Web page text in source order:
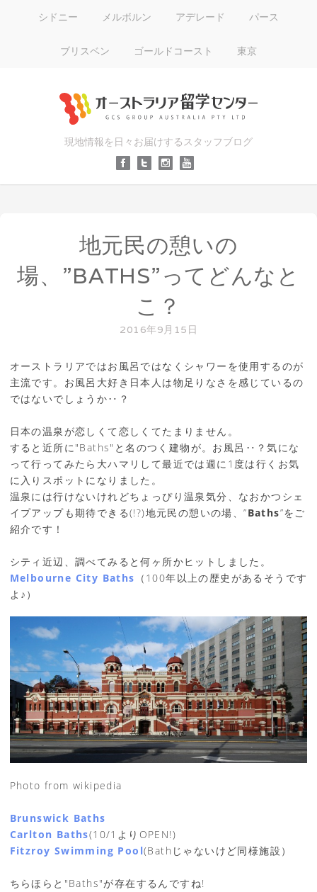
シドニー メルボルン アデレード パース
ブリスベン ゴールドコースト 東京
現地情報を日々お届けするスタッフブログ
地元民の憩いの
場、”BATHS”ってどんなと
こ？
2016年9月15日
オーストラリアではお風呂ではなくシャワーを使用するのが
主流です。お風呂大好き日本人は物足りなさを感じているの
ではないでしょうか‥？
日本の温泉が恋しくて恋しくてたまりません。
すると近所に"Baths"と名のつく建物が。お風呂‥？気にな
って行ってみたら大ハマリして最近では週に1度は行くお気
に入りスポットになりました。
温泉には行けないけれどちょっぴり温泉気分、なおかつシェ
イプアップも期待できる(!?)地元民の憩いの場、”Baths”をご
紹介です！
シティ近辺、調べてみると何ヶ所かヒットしました。
Melbourne City Baths （100年以上の歴史があるそうです
よ♪）
Photo from wikipedia
Brunswick Baths
Carlton Baths(10/1よりOPEN!)
Fitzroy Swimming Pool(Bathじゃないけど同様施設）
ちらほらと"Baths"が存在するんですね!